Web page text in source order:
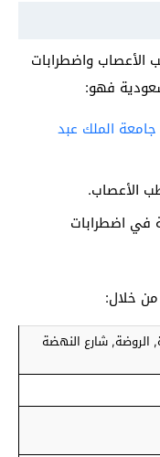
الأعصاب واضطرابات
فهو:
جامعة الملك عبد
الأعصاب.
في اضطرابات
خلال:
الروضة, شارع النهضة